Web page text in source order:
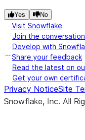
Yes No
Visit Snowflake
Join the conversation
Develop with
Share your feedback
Read the latest on
Get your own
Privacy NoticeSite
Snowflake, Inc. All